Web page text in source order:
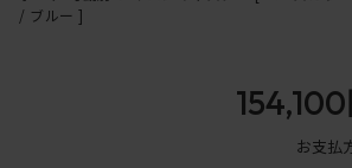
/ ブルー ]
お支払